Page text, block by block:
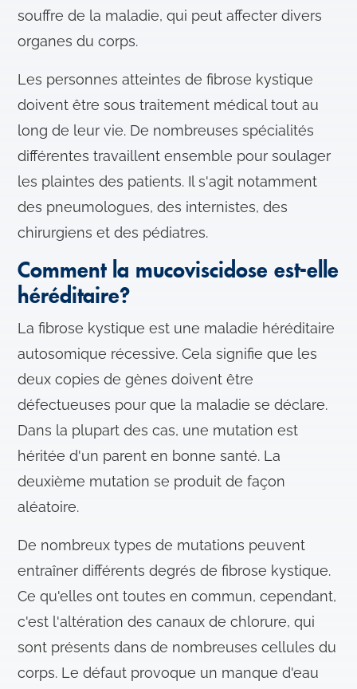
souffre de la maladie, qui peut affecter divers
organes du corps.
Les personnes atteintes de fibrose kystique
doivent être sous traitement médical tout au
long de leur vie. De nombreuses spécialités
différentes travaillent ensemble pour soulager
les plaintes des patients. Il s'agit notamment
des pneumologues, des internistes, des
chirurgiens et des pédiatres.
Comment la mucoviscidose est-elle
héréditaire?
La fibrose kystique est une maladie héréditaire
autosomique récessive. Cela signifie que les
deux copies de gènes doivent être
défectueuses pour que la maladie se déclare.
Dans la plupart des cas, une mutation est
héritée d'un parent en bonne santé. La
deuxième mutation se produit de façon
aléatoire.
De nombreux types de mutations peuvent
entraîner différents degrés de fibrose kystique.
Ce qu'elles ont toutes en commun, cependant,
c'est l'altération des canaux de chlorure, qui
sont présents dans de nombreuses cellules du
corps. Le défaut provoque un manque d'eau